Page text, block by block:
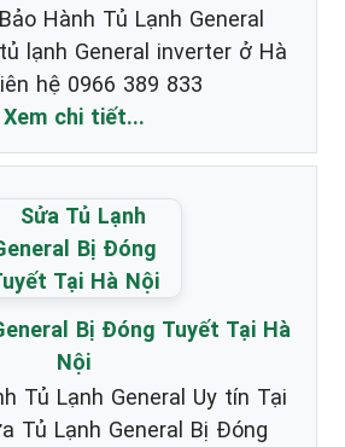
Hành Tủ Lạnh General
lạnh General inverter ở Hà
hệ 0966 389 833
Xem chi tiết...
Bị Đóng Tuyết Tại Hà
Nội
Tủ Lạnh General Uy tín Tại
Tủ Lạnh General Bị Đóng